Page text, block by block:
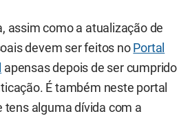
assim como a atualização de
devem ser feitos no Portal
apensas depois de ser cumprido
É também neste portal
tens alguma dívida com a